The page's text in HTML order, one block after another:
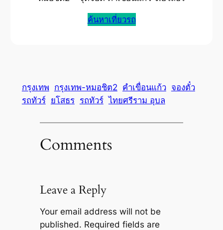
ค้นหาเที่ยวรถ
กรุงเทพ กรุงเทพ-หมอชิต2 คำเขื่อนแก้ว จองตั๋ว
รถทัวร์ ยโสธร รถทัวร์ ไทยศรีราม อุบล
Comments
Leave a Reply
Your email address will not be
published. Required fields are